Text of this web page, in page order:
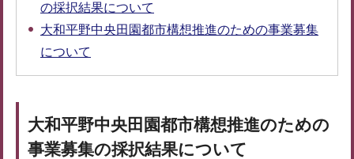
の採択結果について
大和平野中央田園都市構想推進のための事業募集
について
大和平野中央田園都市構想推進のための
事業募集の採択結果について